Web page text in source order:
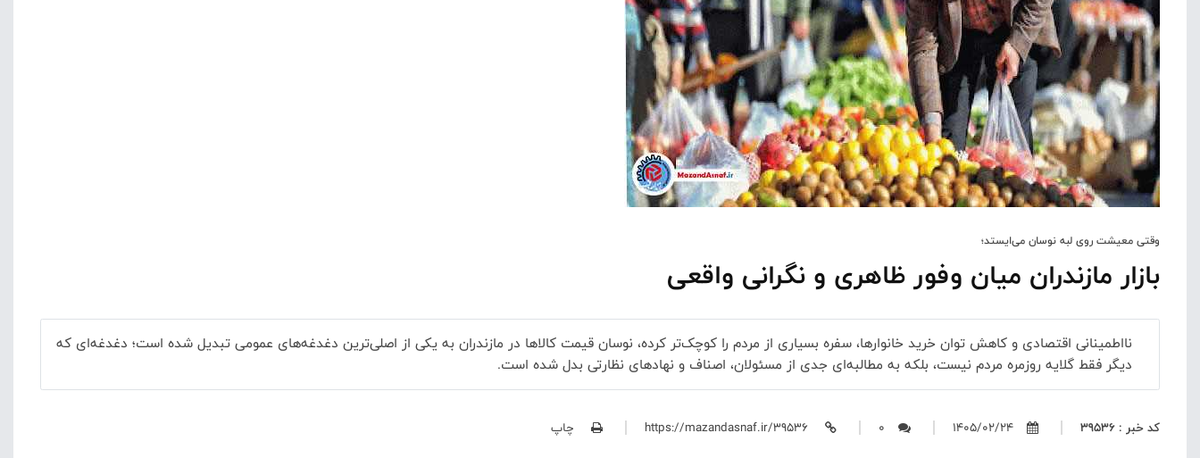
وقتی معیشت روی لبه نوسان می‌ایستد؛
بازار مازندران میان وفور ظاهری و نگرانی واقعی
نااطمینانی اقتصادی و کاهش توان خرید خانوارها، سفره بسیاری از مردم را کوچک‌تر کرده، نوسان قیمت کالاها در مازندران به یکی از اصلی‌ترین دغدغه‌های عمومی تبدیل شده است؛ دغدغه‌ای که
دیگر فقط گلایه روزمره مردم نیست، بلکه به مطالبه‌ای جدی از مسئولان، اصناف و نهادهای نظارتی بدل شده است.
کد خبر : 39536 1405/02/24
0 چاپ